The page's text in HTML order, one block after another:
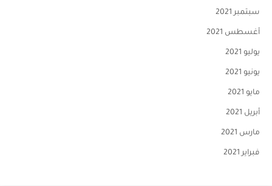
سبتمبر 2021
أغسطس 2021
يوليو 2021
يونيو 2021
مايو 2021
أبريل 2021
مارس 2021
فبراير 2021